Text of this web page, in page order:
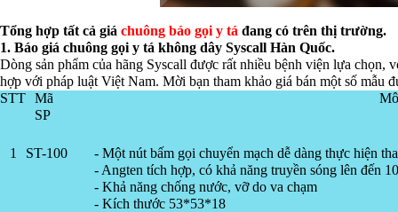
Tổng hợp tất cả giá chuông báo gọi y tá đang có trên thị trường.
1. Báo giá chuông gọi y tá không dây Syscall Hàn Quốc.
Dòng sản phẩm của hãng Syscall được rất nhiều bệnh viện lựa
hợp với pháp luật Việt Nam. Mời bạn tham khảo giá bán một số mẫu
STT Mã
SP
1 ST-100
- Một nút bấm gọi chuyển mạch dễ dàng thực hiện
- Angten tích hợp, có khả năng truyền sóng lên đến
- Khả năng chống nước, vỡ do va chạm
- Kích thước 53*53*18